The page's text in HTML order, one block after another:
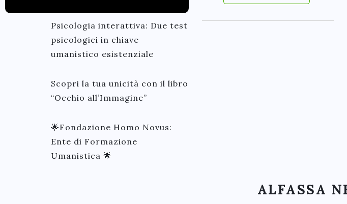
Psicologia interattiva: Due test
psicologici in chiave
umanistico esistenziale
Scopri la tua unicità con il libro
“Occhio all’Immagine”
🌟Fondazione Homo Novus:
Ente di Formazione
Umanistica 🌟
ALFASSA